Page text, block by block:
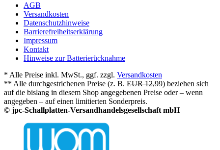
AGB
Versandkosten
Datenschutzhinweise
Barrierefreiheitserklärung
Impressum
Kontakt
Hinweise zur Batterierücknahme
* Alle Preise inkl. MwSt., ggf. zzgl. Versandkosten
** Alle durchgestrichenen Preise (z. B. EUR 12,99) beziehen sich
auf die bislang in diesem Shop angegebenen Preise oder – wenn
angegeben – auf einen limitierten Sonderpreis.
© jpc-Schallplatten-Versandhandelsgesellschaft mbH